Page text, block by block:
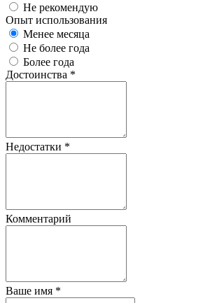
Не рекомендую
Опыт использования
Менее месяца
Не более года
Более года
Достоинства *
Недостатки *
Комментарий
Ваше имя *